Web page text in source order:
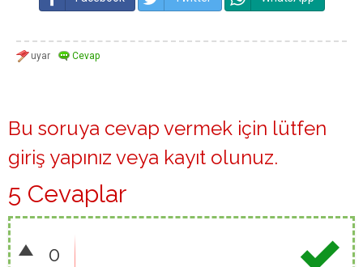
Bu soruya cevap vermek için lütfen
giriş yapınız veya kayıt olunuz.
5 Cevaplar
0